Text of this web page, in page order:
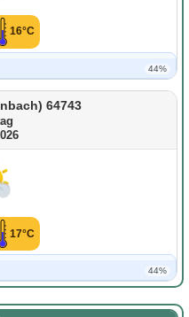
16°C
44%
64743
17°C
44%